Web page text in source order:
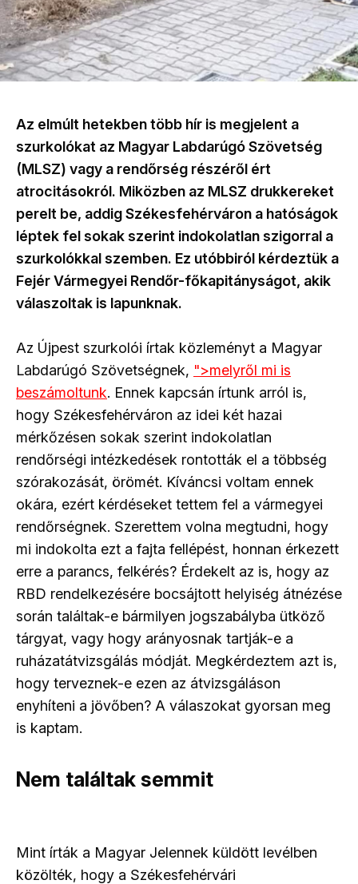
Az elmúlt hetekben több hír is megjelent a
szurkolókat az Magyar Labdarúgó Szövetség
(MLSZ) vagy a rendőrség részéről ért
atrocitásokról. Miközben az MLSZ drukkereket
perelt be, addig Székesfehérváron a hatóságok
léptek fel sokak szerint indokolatlan szigorral a
szurkolókkal szemben. Ez utóbbiról kérdeztük a
Fejér Vármegyei Rendőr-főkapitányságot, akik
válaszoltak is lapunknak.
Az Újpest szurkolói írtak közleményt a Magyar
Labdarúgó Szövetségnek, ">melyről mi is
beszámoltunk. Ennek kapcsán írtunk arról is,
hogy Székesfehérváron az idei két hazai
mérkőzésen sokak szerint indokolatlan
rendőrségi intézkedések rontották el a többség
szórakozását, örömét. Kíváncsi voltam ennek
okára, ezért kérdéseket tettem fel a vármegyei
rendőrségnek. Szerettem volna megtudni, hogy
mi indokolta ezt a fajta fellépést, honnan érkezett
erre a parancs, felkérés? Érdekelt az is, hogy az
RBD rendelkezésére bocsájtott helyiség átnézése
során találtak-e bármilyen jogszabályba ütköző
tárgyat, vagy hogy arányosnak tartják-e a
ruházatátvizsgálás módját. Megkérdeztem azt is,
hogy terveznek-e ezen az átvizsgáláson
enyhíteni a jövőben? A válaszokat gyorsan meg
is kaptam.
Nem találtak semmit
Mint írták a Magyar Jelennek küldött levélben
közölték, hogy a Székesfehérvári